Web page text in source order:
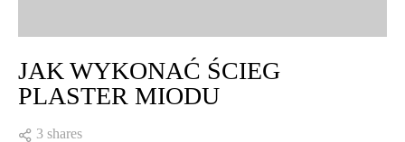
JAK WYKONAĆ ŚCIEG
PLASTER MIODU
3 shares